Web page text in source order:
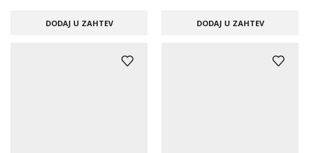
DODAJ U ZAHTEV DODAJ U ZAHTEV